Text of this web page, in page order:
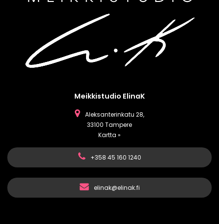
Meikkistudio ElinaK
Aleksanterinkatu 28,
33100 Tampere
Kartta »
+358 45 160 1240
elinak@elinak.fi